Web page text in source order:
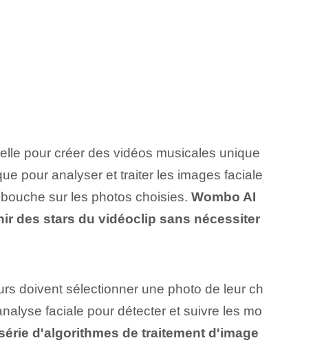
pour créer des vidéos musicales unique
pour analyser et traiter les images faciale
sur les photos choisies. Wombo AI⁢
des stars du vidéoclip sans nécessiter
doivent sélectionner une photo de leur ch
faciale pour détecter et suivre les mo
d'algorithmes de traitement d'image